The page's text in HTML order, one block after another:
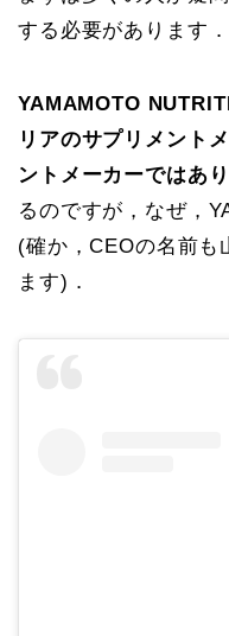
する必要があります．
YAMAMOTO
リアのサプリメント
ントメーカーではあ
るのですが，なぜ，
(確か，CEOの名前も
ます)．